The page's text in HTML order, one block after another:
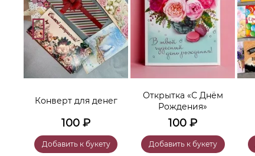
Конверт для денег
100 ₽
Добавить к букету
Открытка «С Днём
Рождения»
100 ₽
Добавить к букету